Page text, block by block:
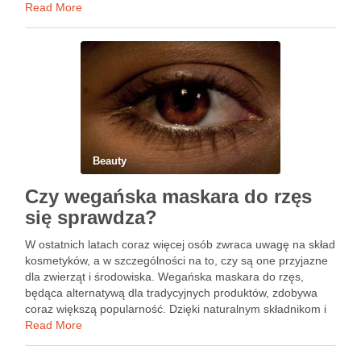
laserowe usuwanie blizn, które staje się coraz bardziej
Read More
Beauty
Czy wegańska maskara do rzęs
się sprawdza?
W ostatnich latach coraz więcej osób zwraca uwagę na skład
kosmetyków, a w szczególności na to, czy są one przyjazne
dla zwierząt i środowiska. Wegańska maskara do rzęs,
będąca alternatywą dla tradycyjnych produktów, zdobywa
coraz większą popularność. Dzięki naturalnym składnikom i
braku testów na zwierzętach, wprowadza nie tylko etyczne
Read More